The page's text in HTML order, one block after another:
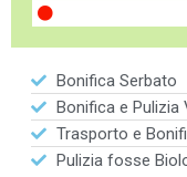
Bonifica Serbato
Bonifica e Pulizia
Trasporto e
Pulizia fosse